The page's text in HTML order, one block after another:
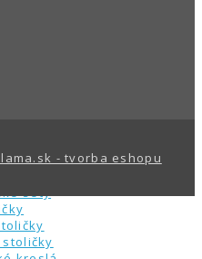
mieru
zostavy
sety
- tvorba eshopu